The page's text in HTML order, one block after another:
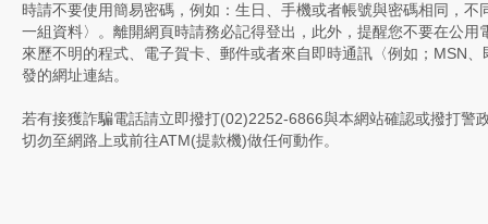
時請不要使用簡易密碼，例如：生日、手機或者帳號與密碼相同，不
一組資料〉。離開網頁時請務必記得登出，此外，提醒您不要在公用
來歷不明的程式、電子賀卡、郵件或者來自即時通訊〈例如；MSN
發的網址連結。
若有接獲詐騙電話請立即撥打(02)2252-6866與本網站確認或撥打警
切勿至網路上或前往ATM(提款機)做任何動作。